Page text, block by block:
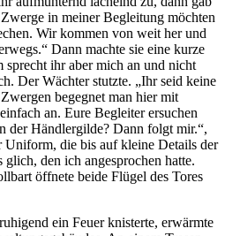
in meiner Begleitung möchten
Wir kommen von weit her und
Dann machte sie eine kurze
sprecht ihr aber mich an und nicht
Der Wächter stutzte. „Ihr seid keine
begegnet man hier mit
an. Eure Begleiter ersuchen
der Händlergilde? Dann folgt mir.“,
Uniform, die bis auf kleine Details der
den ich angesprochen hatte.
öffnete beide Flügel des Tores
ein Feuer knisterte, erwärmte